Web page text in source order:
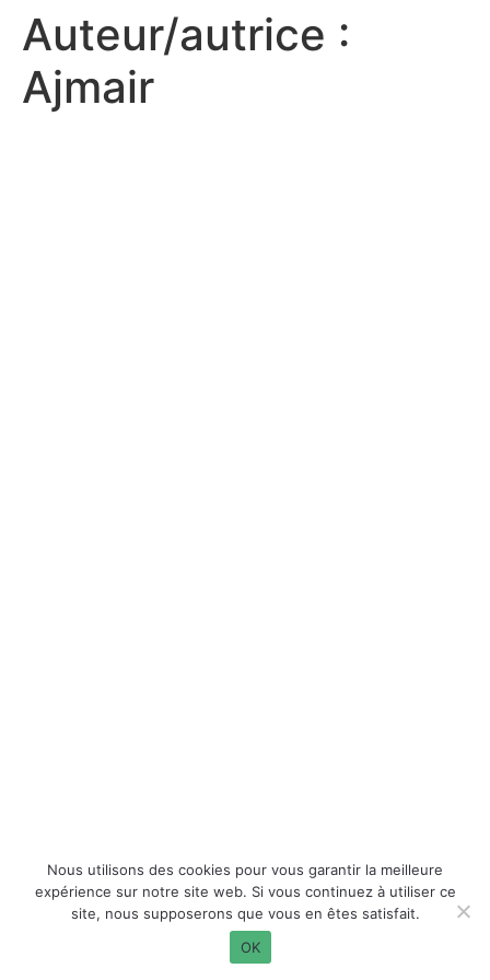
Auteur/autrice :
Ajmair
Nous utilisons des cookies pour vous garantir la meilleure
expérience sur notre site web. Si vous continuez à utiliser ce
site, nous supposerons que vous en êtes satisfait.
OK